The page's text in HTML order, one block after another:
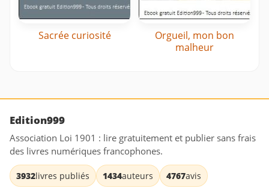
Sacrée curiosité
Orgueil, mon bon
malheur
Edition999
Association Loi 1901 : lire gratuitement et publier sans frais
des livres numériques francophones.
3932livres publiés 1434auteurs 4767avis